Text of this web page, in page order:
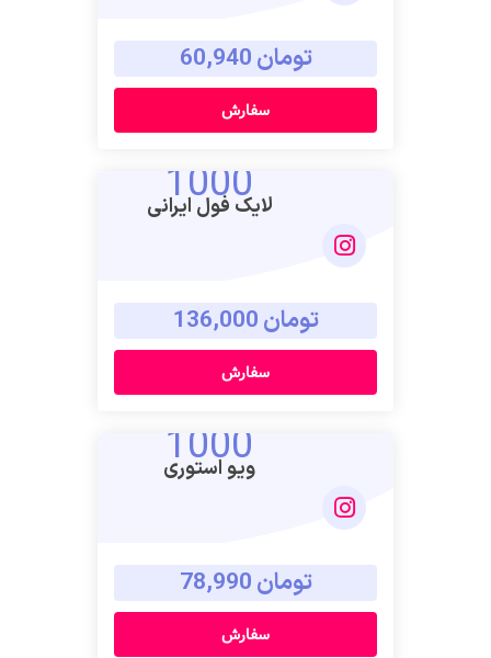
تومان 60,940
سفارش
1000
لایک فول ایرانی
تومان 136,000
سفارش
1000
ویو استوری
تومان 78,990
سفارش